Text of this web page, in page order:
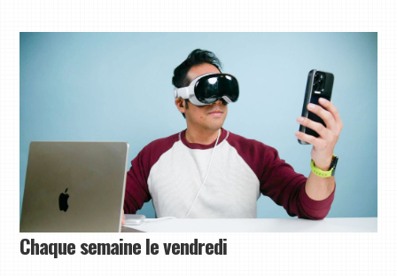
Chaque semaine le vendredi